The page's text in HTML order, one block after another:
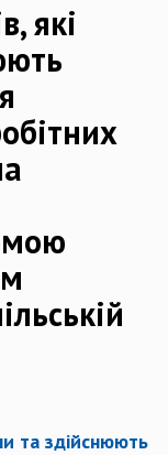
які
та здійснюють